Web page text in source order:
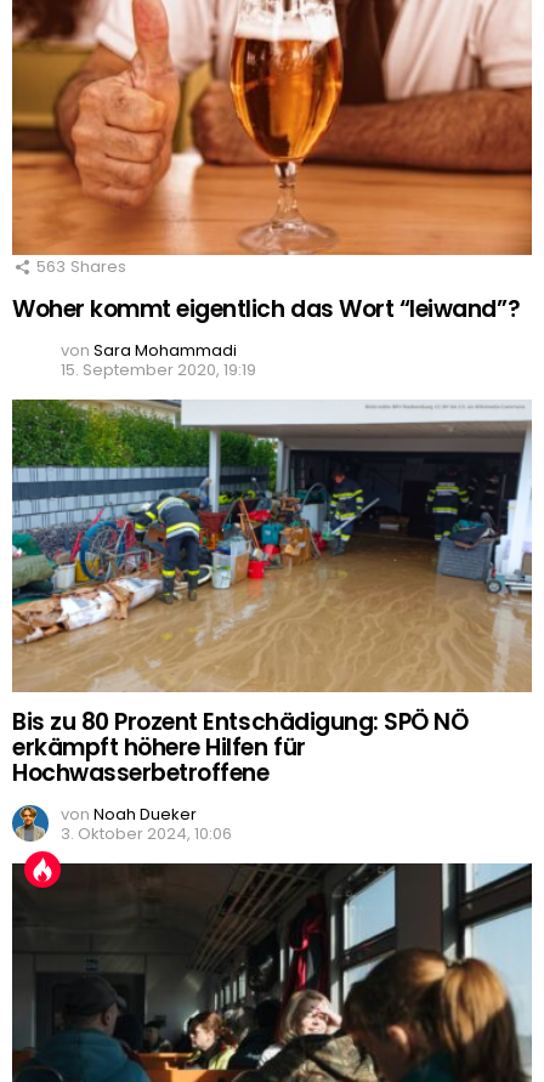
563 Shares
Woher kommt eigentlich das Wort “leiwand”?
von Sara Mohammadi
15. September 2020, 19:19
Bis zu 80 Prozent Entschädigung: SPÖ NÖ
erkämpft höhere Hilfen für
Hochwasserbetroffene
von Noah Dueker
3. Oktober 2024, 10:06